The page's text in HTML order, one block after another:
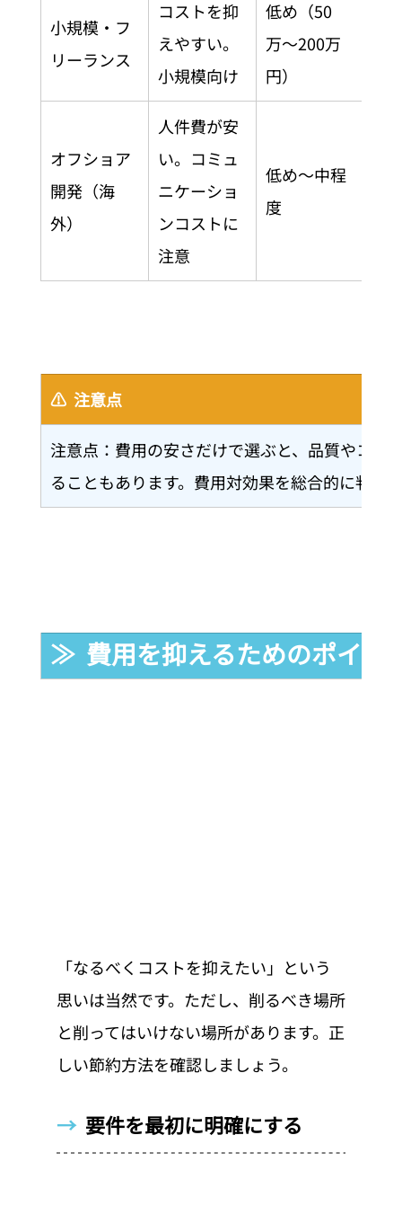
小規模・フ
リーランス
コストを抑
えやすい。
小規模向け
低め（50
万〜200万
円）
オフショア
開発（海
外）
人件費が安
い。コミュ
ニケーショ
ンコストに
注意
低め〜中程
度
⚠️  注意点
注意点：費用の安さだけで選ぶと、品質やコミ
ることもあります。費用対効果を総合的に判断
≫  費用を抑えるためのポイン
「なるべくコストを抑えたい」という
思いは当然です。ただし、削るべき場所
と削ってはいけない場所があります。正
しい節約方法を確認しましょう。
→ 要件を最初に明確にする